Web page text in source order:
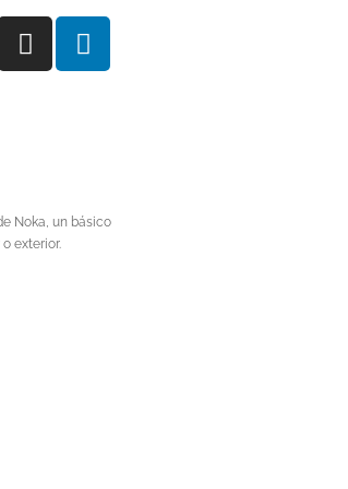
Noka, un básico
exterior.